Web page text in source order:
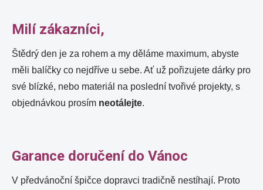
Milí zákazníci,
Štědrý den je za rohem a my děláme maximum, abyste
měli balíčky co nejdříve u sebe. Ať už pořizujete dárky pro
své blízké, nebo materiál na poslední tvořivé projekty, s
objednávkou prosím neotálejte.
Garance doručení do Vánoc
V předvánoční špičce dopravci tradičně nestíhají. Proto